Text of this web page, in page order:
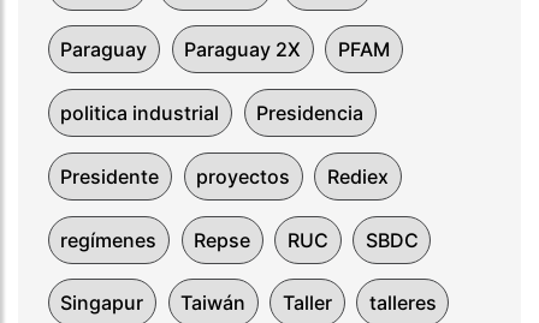
Paraguay Paraguay 2X PFAM
politica industrial Presidencia
Presidente proyectos Rediex
regímenes Repse RUC SBDC
Singapur Taiwán Taller talleres